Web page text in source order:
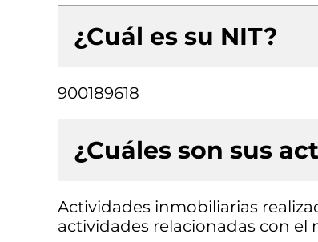
¿Cuál es su NIT?
900189618
¿Cuáles son sus
Actividades inmobiliarias
actividades relacionadas con el